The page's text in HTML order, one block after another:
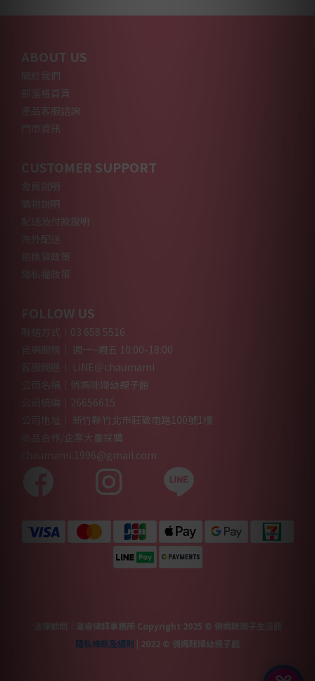
ABOUT US
關於我們
部落格首頁
產品客服諮詢
門市資訊
CUSTOMER SUPPORT
會員說明
購物說明
配送及付款說明
海外配送
退換貨政策
隱私權政策
FOLLOW US
聯絡方式｜03 658 5516
官網服務｜ 週一~週五 10:00-18:00
客服問題｜ LINE＠chaumami
公司名稱｜俏媽咪婦幼親子館
公司統編｜26656615
公司地址｜ 新竹縣竹北市莊敬南路100號1樓
商品合作/企業大量採購
chaumami.1996@gmail.com
法律顧問｜瀛睿律師事務所 Copyright 2025 © 俏媽咪親子生活館
隱私條款及細則 | 2022 © 俏媽咪婦幼親子館